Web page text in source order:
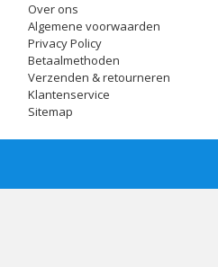
Over ons
Algemene voorwaarden
Privacy Policy
Betaalmethoden
Verzenden & retourneren
Klantenservice
Sitemap